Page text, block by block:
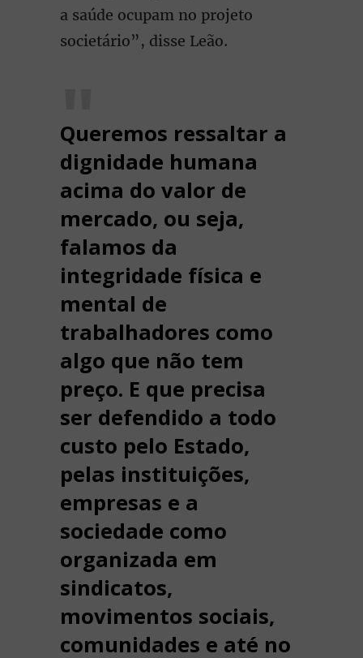
a saúde ocupam no projeto
societário”, disse Leão.
Queremos ressaltar a
dignidade humana
acima do valor de
mercado, ou seja,
falamos da
integridade física e
mental de
trabalhadores como
algo que não tem
preço. E que precisa
ser defendido a todo
custo pelo Estado,
pelas instituições,
empresas e a
sociedade como
organizada em
sindicatos,
movimentos sociais,
comunidades e até no